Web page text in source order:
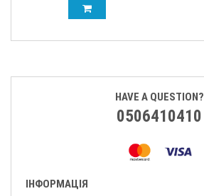
HAVE A QUESTION?
0506410410
ІНФОРМАЦІЯ